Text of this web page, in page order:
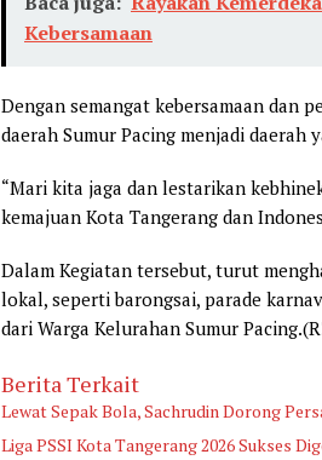
Kebersamaan
Dengan semangat kebersamaan dan
daerah Sumur Pacing menjadi daerah
“Mari kita jaga dan lestarikan
kemajuan Kota Tangerang dan
Dalam Kegiatan tersebut, turut
lokal, seperti barongsai, parade
dari Warga Kelurahan Sumur
Berita Terkait
Lewat Sepak Bola, Sachrudin Dorong
Liga PSSI Kota Tangerang 2026 Sukses